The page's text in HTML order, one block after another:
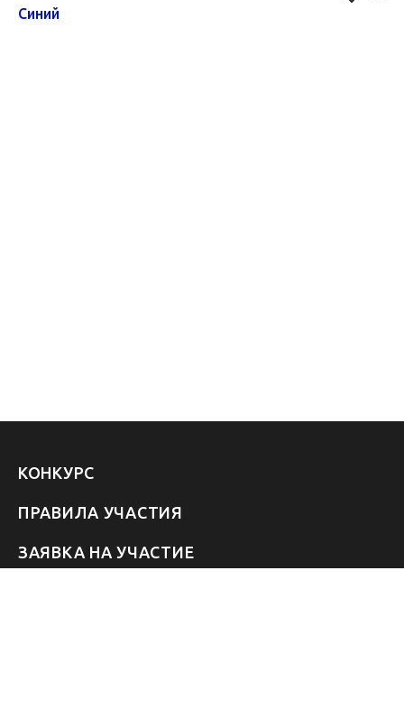
Синий
КОНКУРС
ПРАВИЛА УЧАСТИЯ
ЗАЯВКА НА УЧАСТИЕ